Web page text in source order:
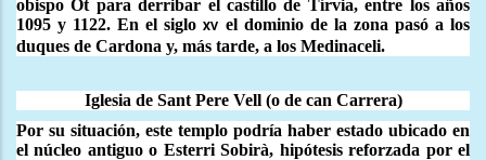
obispo Ot para derribar el castillo de Tírvia, entre los años
1095 y 1122. En el sigloxv el dominio de la zona pasó a los
duques de Cardona y, más tarde, a los Medinaceli.
Iglesia de Sant Pere Vell (o de can Carrera)
Por su situación, este templo podría haber estado ubicado en
elnúcleo antiguo o Esterri Sobirà, hipótesis reforzada por el